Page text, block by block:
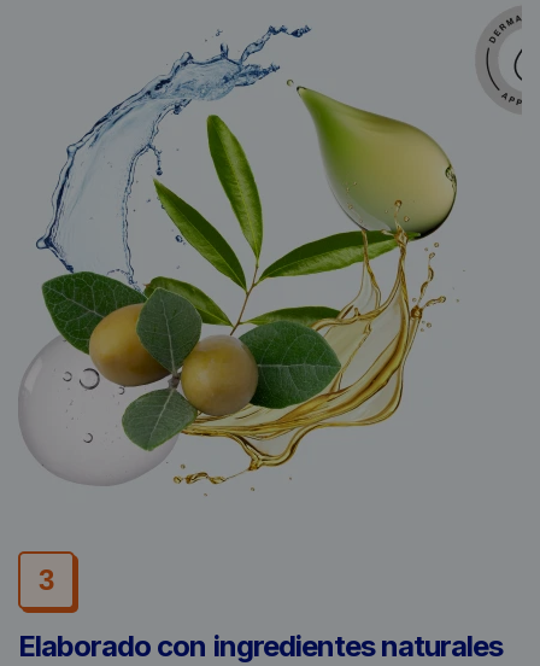
3
Elaborado con ingredientes naturales